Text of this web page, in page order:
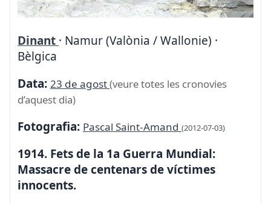
Dinant · Namur (Valònia / Wallonie) ·
Bèlgica
Data: 23 de agost(veure totes les cronovies
d’aquest dia)
Fotografia: Pascal Saint-Amand (2012-07-03)
1914. Fets de la 1a Guerra Mundial:
Massacre de centenars de víctimes
innocents.